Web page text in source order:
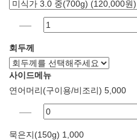
회두께
사이드메뉴
연어머리(구이용/비조리) 5,000
묵은지(150g) 1,000